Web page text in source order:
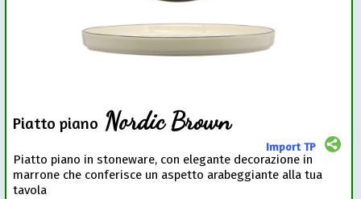
Piatto piano Nordic Brown
Import TP
Piatto piano in stoneware, con elegante decorazione in
marrone che conferisce un aspetto arabeggiante alla tua
tavola